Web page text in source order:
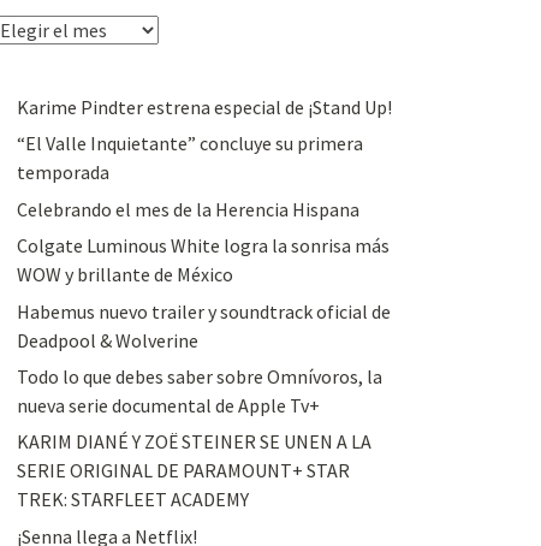
Archivos
Karime Pindter estrena especial de ¡Stand Up!
“El Valle Inquietante” concluye su primera
temporada
Celebrando el mes de la Herencia Hispana
Colgate Luminous White logra la sonrisa más
WOW y brillante de México
Habemus nuevo trailer y soundtrack oficial de
Deadpool & Wolverine
Todo lo que debes saber sobre Omnívoros, la
nueva serie documental de Apple Tv+
KARIM DIANÉ Y ZOË STEINER SE UNEN A LA
SERIE ORIGINAL DE PARAMOUNT+ STAR
TREK: STARFLEET ACADEMY
¡Senna llega a Netflix!